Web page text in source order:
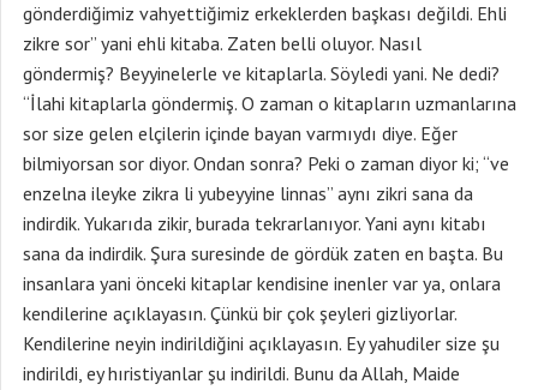
gönderdiğimiz vahyettiğimiz erkeklerden başkası değildi. Ehli
zikre sor” yani ehli kitaba. Zaten belli oluyor. Nasıl
göndermiş? Beyyinelerle ve kitaplarla. Söyledi yani. Ne dedi?
“İlahi kitaplarla göndermiş. O zaman o kitapların uzmanlarına
sor size gelen elçilerin içinde bayan varmıydı diye. Eğer
bilmiyorsan sor diyor. Ondan sonra? Peki o zaman diyor ki; “ve
enzelna ileyke zikra li yubeyyine linnas” aynı zikri sana da
indirdik. Yukarıda zikir, burada tekrarlanıyor. Yani aynı kitabı
sana da indirdik. Şura suresinde de gördük zaten en başta. Bu
insanlara yani önceki kitaplar kendisine inenler var ya, onlara
kendilerine açıklayasın. Çünkü bir çok şeyleri gizliyorlar.
Kendilerine neyin indirildiğini açıklayasın. Ey yahudiler size şu
indirildi, ey hıristiyanlar şu indirildi. Bunu da Allah, Maide